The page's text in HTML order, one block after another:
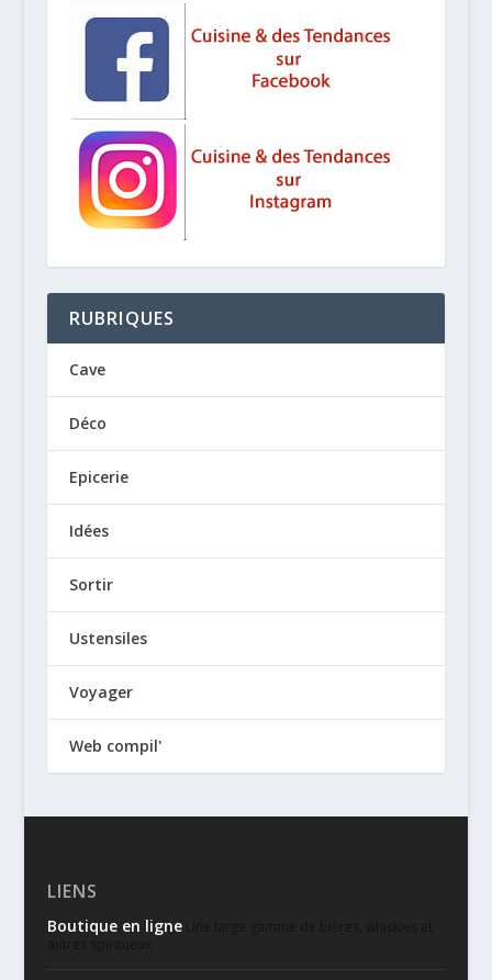
RUBRIQUES
Cave
Déco
Epicerie
Idées
Sortir
Ustensiles
Voyager
Web compil'
LIENS
Boutique en ligneUne large gamme de bières, whiskies et